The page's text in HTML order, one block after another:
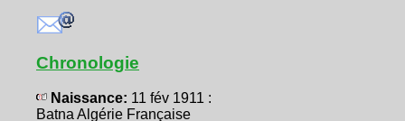
Chronologie
Naissance: 11 fév 1911 :
Batna Algérie Française